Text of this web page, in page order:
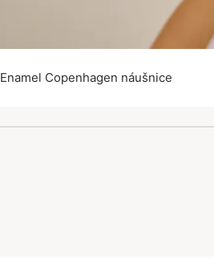
Enamel Copenhagen náušnice